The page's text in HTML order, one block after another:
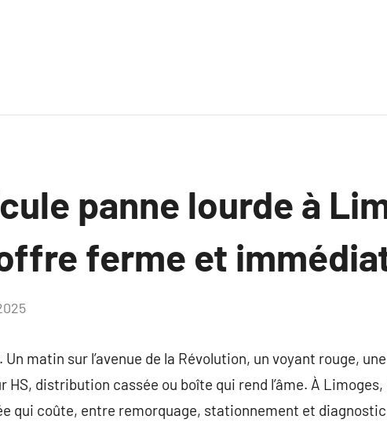
panne lourde à
ferme et
matin sur l’avenue de la Révolution, un voyant rouge,
distribution cassée ou boîte qui rend l’âme. À
qui coûte, entre remorquage, stationnement et